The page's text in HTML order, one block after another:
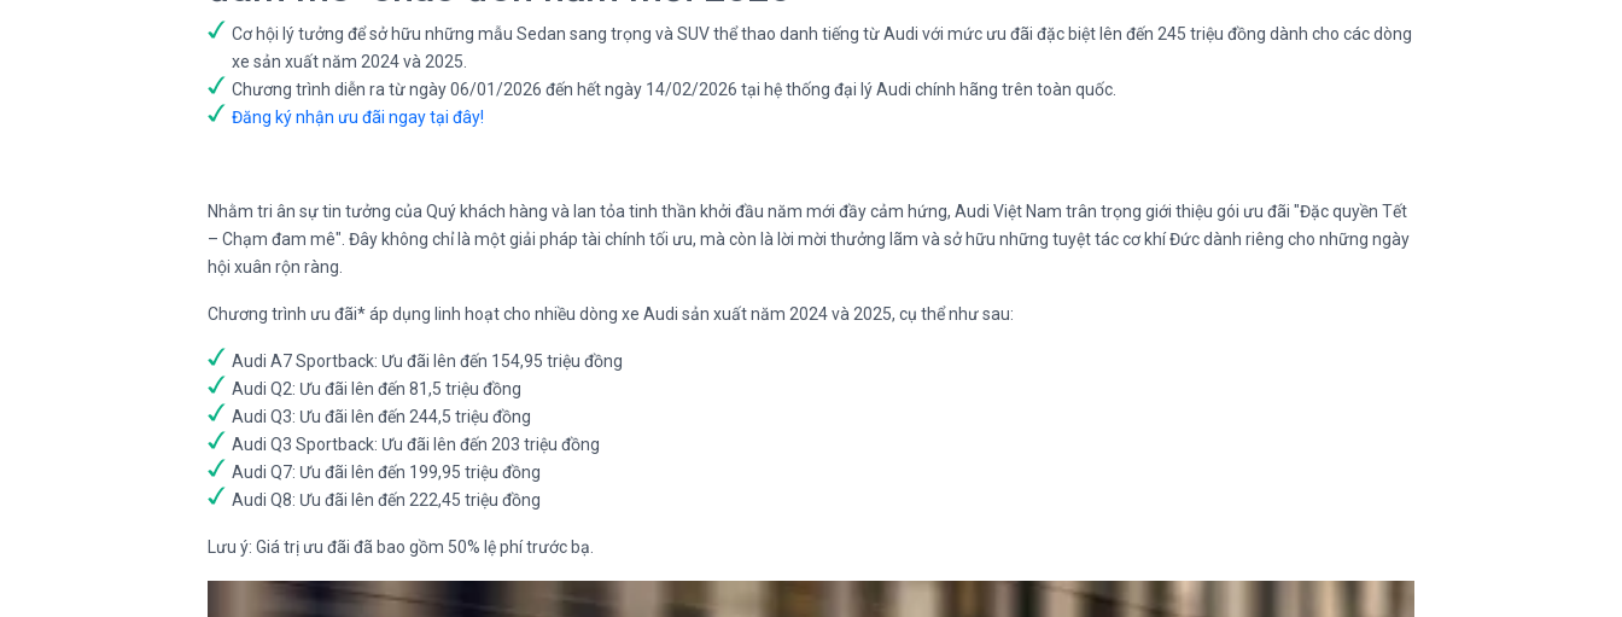
Cơ hội lý tưởng để sở hữu những mẫu Sedan sang trọng và SUV thể thao danh tiếng từ Audi với mức ưu đãi đặc biệt lên đến 245 triệu đồng dành cho các dòng
xe sản xuất năm 2024 và 2025.
Chương trình diễn ra từ ngày 06/01/2026 đến hết ngày 14/02/2026 tại hệ thống đại lý Audi chính hãng trên toàn quốc.
Đăng ký nhận ưu đãi ngay tại đây!
Nhằm tri ân sự tin tưởng của Quý khách hàng và lan tỏa tinh thần khởi đầu năm mới đầy cảm hứng, Audi Việt Nam trân trọng giới thiệu gói ưu đãi "Đặc quyền Tết
– Chạm đam mê". Đây không chỉ là một giải pháp tài chính tối ưu, mà còn là lời mời thưởng lãm và sở hữu những tuyệt tác cơ khí Đức dành riêng cho những ngày
hội xuân rộn ràng.
Chương trình ưu đãi* áp dụng linh hoạt cho nhiều dòng xe Audi sản xuất năm 2024 và 2025, cụ thể như sau:
Audi A7 Sportback: Ưu đãi lên đến 154,95 triệu đồng
Audi Q2: Ưu đãi lên đến 81,5 triệu đồng
Audi Q3: Ưu đãi lên đến 244,5 triệu đồng
Audi Q3 Sportback: Ưu đãi lên đến 203 triệu đồng
Audi Q7: Ưu đãi lên đến 199,95 triệu đồng
Audi Q8: Ưu đãi lên đến 222,45 triệu đồng
Lưu ý: Giá trị ưu đãi đã bao gồm 50% lệ phí trước bạ.